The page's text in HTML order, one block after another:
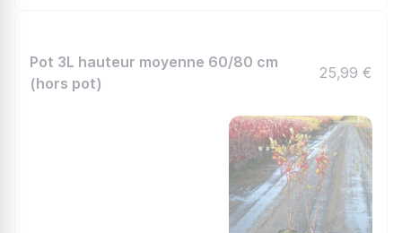
Pot 3L hauteur moyenne 60/80 cm
(hors pot)
25,99 €